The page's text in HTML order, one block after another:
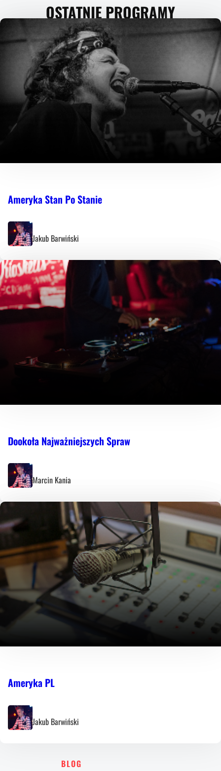
OSTATNIE PROGRAMY
Ameryka Stan Po Stanie
Jakub Barwiński
Dookoła Najważniejszych Spraw
Marcin Kania
Ameryka PL
Jakub Barwiński
BLOG